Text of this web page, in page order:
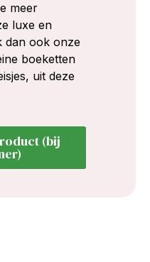
meer
luxe en
dan ook onze
boeketten
uit deze
(bij